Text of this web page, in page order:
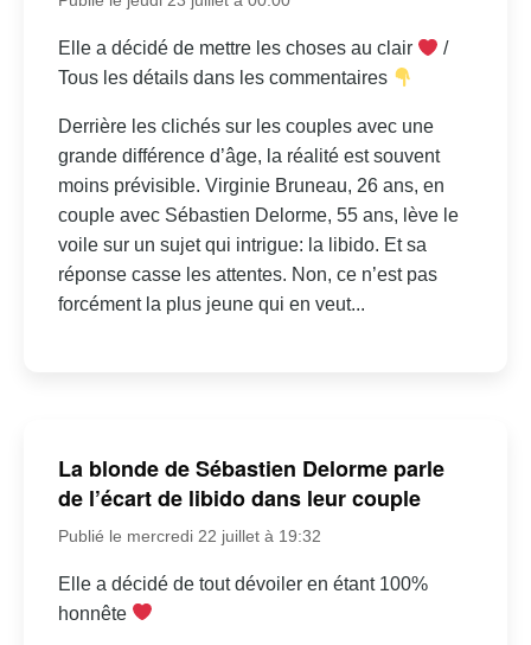
Elle a décidé de mettre les choses au clair
/
Tous les détails dans les commentaires
Derrière les clichés sur les couples avec une
grande différence d’âge, la réalité est souvent
moins prévisible. Virginie Bruneau, 26 ans, en
couple avec Sébastien Delorme, 55 ans, lève le
voile sur un sujet qui intrigue: la libido. Et sa
réponse casse les attentes. Non, ce n’est pas
forcément la plus jeune qui en veut...
La blonde de Sébastien Delorme parle
de l’écart de libido dans leur couple
Publié le mercredi 22 juillet à 19:32
Elle a décidé de tout dévoiler en étant 100%
honnête